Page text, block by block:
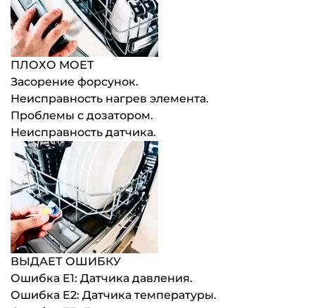
ПЛОХО МОЕТ
Засорение форсунок.
Неисправность нагрев элемента.
Проблемы с дозатором.
Неисправность датчика.
ВЫДАЕТ ОШИБКУ
Ошибка E1: Датчика давления.
Ошибка E2: Датчика температуры.